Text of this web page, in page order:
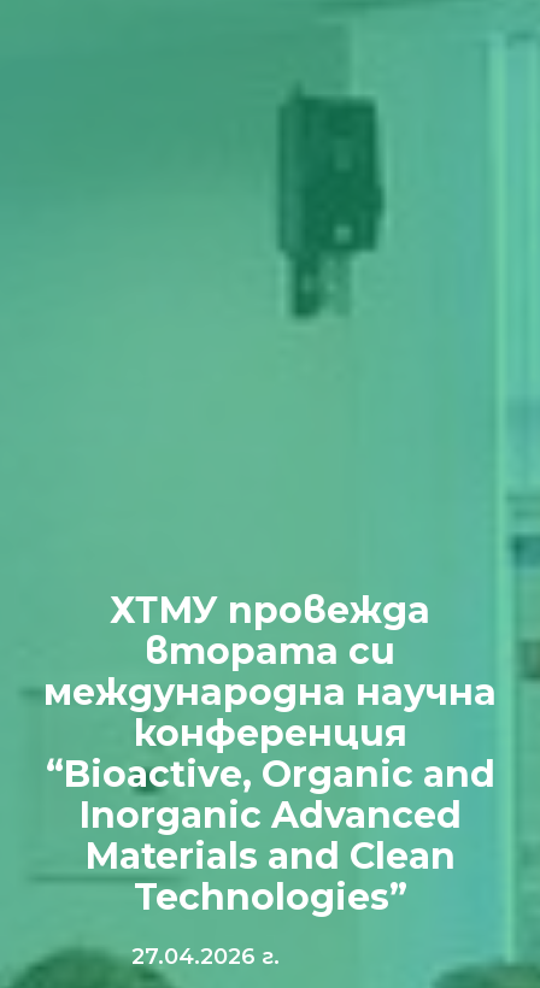
ХТМУ провежда
втората си
международна научна
конференция
“Bioactive, Organic and
Inorganic Advanced
Materials and Clean
Technologies”
27.04.2026 г.